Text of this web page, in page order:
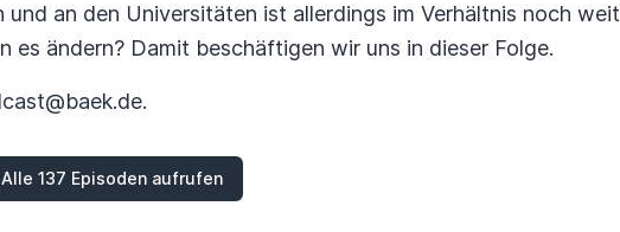
und an den Universitäten ist allerdings im Verhältnis noch weit
es ändern? Damit beschäftigen wir uns in dieser Folge.
Alle 137 Episoden aufrufen